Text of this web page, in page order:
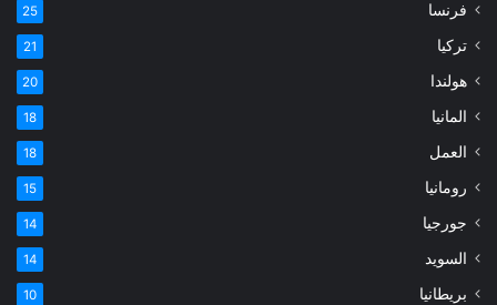
فرنسا 25
تركيا 21
هولندا 20
المانيا 18
العمل 18
رومانيا 15
جورجيا 14
السويد 14
بريطانيا 10